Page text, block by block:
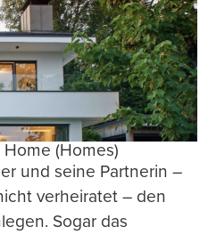
(Homes)
und seine Partnerin –
verheiratet – den
Sogar das